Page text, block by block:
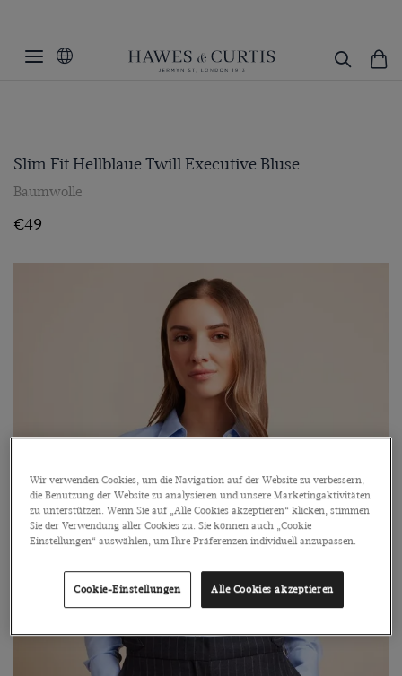
Slim Fit Hellblaue Twill Executive Bluse
Baumwolle
€49
Wir verwenden Cookies, um die Navigation auf der Website zu verbessern,
die Benutzung der Website zu analysieren und unsere Marketingaktivitäten
zu unterstützen. Wenn Sie auf „Alle Cookies akzeptieren“ klicken, stimmen
Sie der Verwendung aller Cookies zu. Sie können auch „Cookie
Einstellungen“ auswählen, um Ihre Präferenzen individuell anzupassen.
Cookie-Einstellungen Alle Cookies akzeptieren